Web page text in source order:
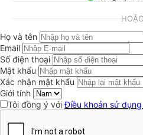
HOẶC
Họ và tên
Email
Số điện thoại
Mật khẩu
Xác nhận mật khẩu
Giới tính
Tôi đồng ý vớiĐiều khoản sử dụng